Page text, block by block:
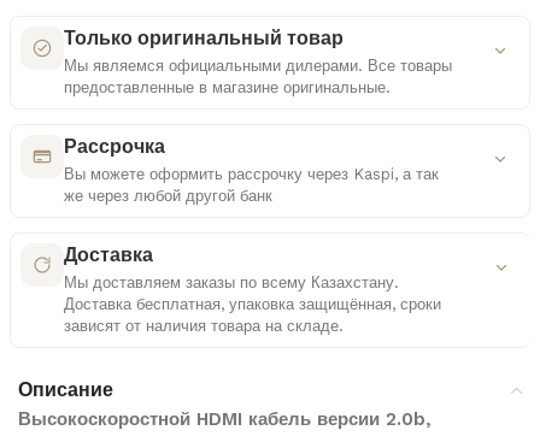
Только оригинальный товар
Мы являемся официальными дилерами. Все товары
предоставленные в магазине оригинальные.
Многоступенчатая проверка
Контроль документов и комплектации каждого
товара
Рассрочка
Вы можете оформить рассрочку через Kaspi, а так
же через любой другой банк
Выбор способа оплаты
Прозрачные условия
Все параметры видны до подтверждения
Доставка
Мы доставляем заказы по всему Казахстану.
Доставка бесплатная, упаковка защищённая, сроки
зависят от наличия товара на складе.
Описание
Высокоскоростной HDMI кабель версии 2.0b,